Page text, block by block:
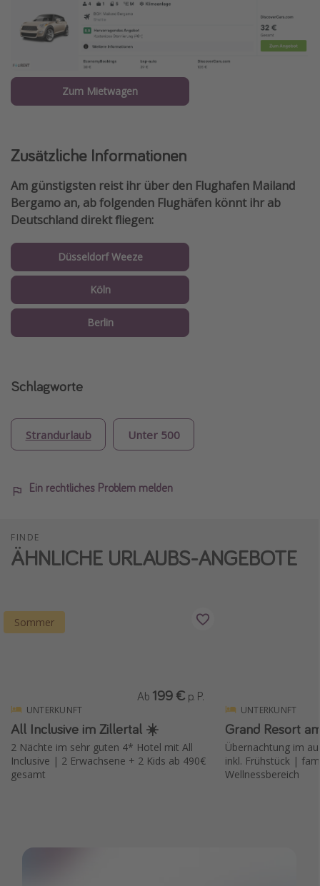
Zum Mietwagen
Zusätzliche Informationen
Am günstigsten reist ihr über den Flughafen Mailand
Bergamo an, ab folgenden Flughäfen könnt ihr ab
Deutschland direkt fliegen:
Düsseldorf Weeze
Köln
Berlin
Schlagworte
Strandurlaub Unter 500
Ein rechtliches Problem melden
FINDE
ÄHNLICHE URLAUBS-ANGEBOTE
Sommer
UNTERKUNFT
All Inclusive im Zillertal ☀️
2 Nächte im sehr guten 4* Hotel mit All
Inclusive | 2 Erwachsene + 2 Kids ab 490€
gesamt
Ab 199 € p. P.
UNTERKUNFT
Grand Resort
Übernachtung im
inkl. Frühstück |
Wellnessbereich